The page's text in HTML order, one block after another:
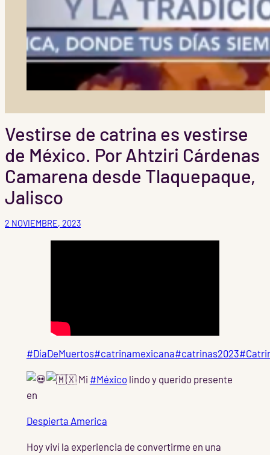
Vestirse de catrina es vestirse
de México. Por Ahtziri Cárdenas
Camarena desde Tlaquepaque,
Jalisco
2 NOVIEMBRE, 2023
#DíaDeMuertos#catrinamexicana#catrinas2023
Mi #México lindo y querido presente
en
Despierta America
Hoy viví la experiencia de convertirme en una